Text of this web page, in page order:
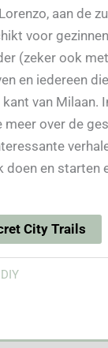
aan de
voor
(zeker ook
en iedereen
van Milaan.
over de
doen en starten
City Trails